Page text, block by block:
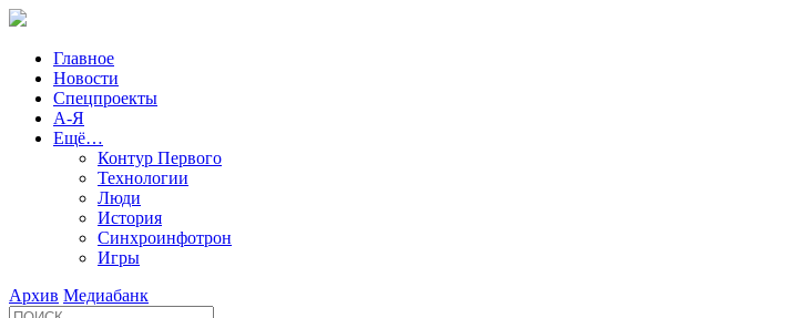
Главное
Новости
Спецпроекты
А-Я
Ещё…
Контур Первого
Технологии
Люди
История
Синхроинфотрон
Игры
Архив Медиабанк